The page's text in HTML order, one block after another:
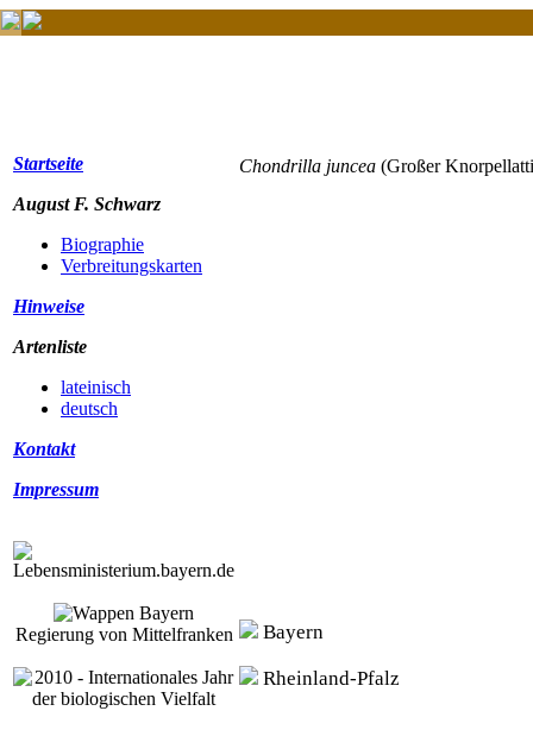
Startseite
August F. Schwarz
Biographie
Verbreitungskarten
Hinweise
Artenliste
lateinisch
deutsch
Kontakt
Impressum
Regierung von Mittelfranken
Chondrilla juncea (Großer
Bayern
Rheinland-Pfalz